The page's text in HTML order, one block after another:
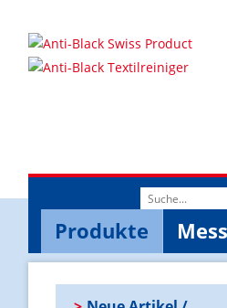
Suchwort
Produkte